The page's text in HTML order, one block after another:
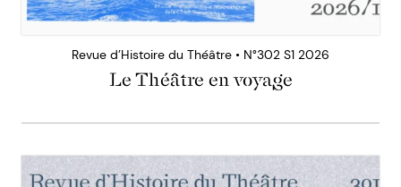
Revue d’Histoire du Théâtre • N°302 S1 2026
Le Théâtre en voyage